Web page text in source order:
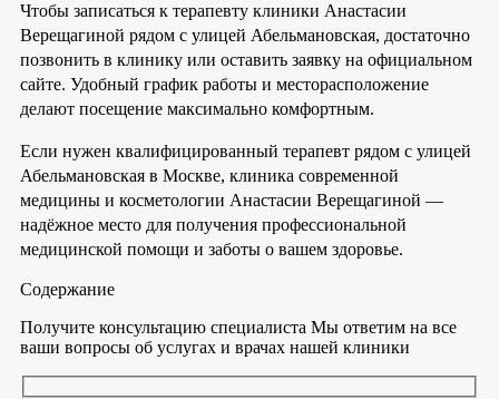
Чтобы записаться к терапевту клиники Анастасии
Верещагиной рядом с улицей Абельмановская, достаточно
позвонить в клинику или оставить заявку на официальном
сайте. Удобный график работы и месторасположение
делают посещение максимально комфортным.
Если нужен квалифицированный терапевт рядом с улицей
Абельмановская в Москве, клиника современной
медицины и косметологии Анастасии Верещагиной —
надёжное место для получения профессиональной
медицинской помощи и заботы о вашем здоровье.
Содержание
Получите консультацию специалиста Мы ответим на все
ваши вопросы об услугах и врачах нашей клиники